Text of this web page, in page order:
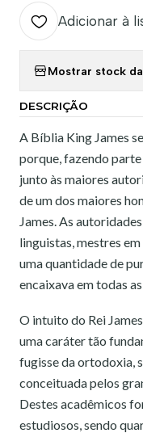
Adicionar à
Mostrar stock
DESCRIÇÃO
A Bíblia King James
porque, fazendo
junto às maiores
de um dos maiores
James. As
linguistas, mestres
uma quantidade de
encaixava em todas
O intuito do Rei
uma caráter tão
fugisse da ortodoxia,
conceituada pelos
Destes acadêmicos
estudiosos, sendo